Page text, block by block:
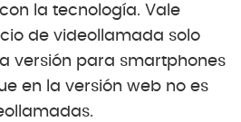
la tecnología. Vale
de videollamada solo
versión para smartphones
en la versión web no es